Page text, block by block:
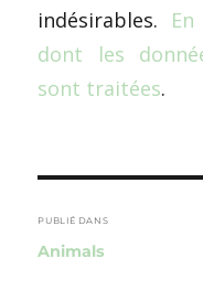
indésirables.
dont les
sont traitées.
de
l’article
PUBLIÉ DANS
Animals